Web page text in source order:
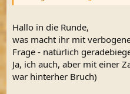
Hallo in die Runde,
was macht ihr mit
Frage - natürlich
Ja, ich auch, aber mit einer
war hinterher Bruch)